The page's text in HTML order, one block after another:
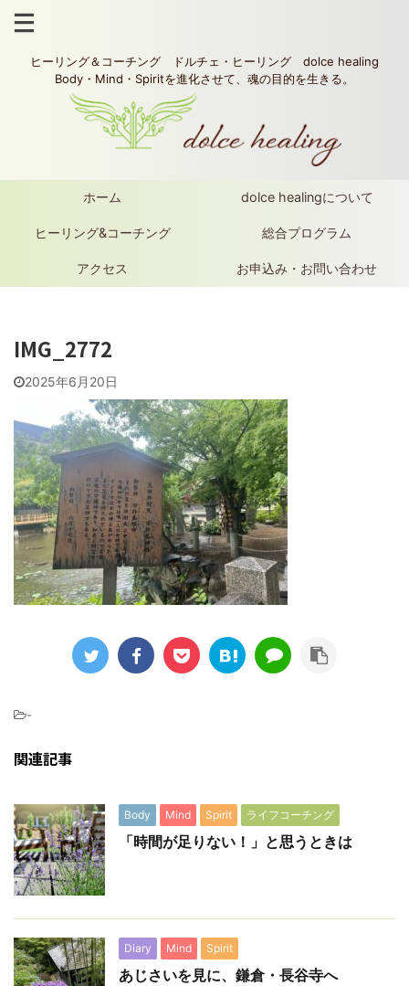
ヒーリング＆コーチング ドルチェ・ヒーリング dolce healing
Body・Mind・Spiritを進化させて、魂の目的を生きる。
ホーム dolce healingについて
ヒーリング&コーチング 総合プログラム
アクセス お申込み・お問い合わせ
IMG_2772
2025年6月20日
-
関連記事
Body Mind Spirit ライフコーチング
「時間が足りない！」と思うときは
Diary Mind Spirit
あじさいを見に、鎌倉・長谷寺へ